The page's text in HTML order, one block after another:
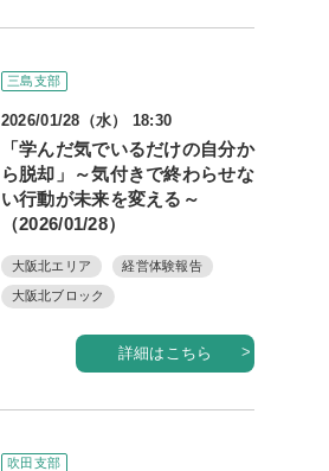
三島支部
2026/01/28（水） 18:30
「学んだ気でいるだけの自分か
ら脱却」～気付きで終わらせな
い行動が未来を変える～
（2026/01/28）
大阪北エリア 経営体験報告
大阪北ブロック
詳細はこちら
吹田支部